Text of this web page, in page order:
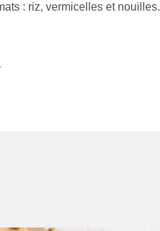
: riz, vermicelles et nouilles.